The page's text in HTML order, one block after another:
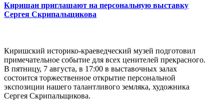
Киришан приглашают на персональную выставку
Сергея Скрипальщикова
Киришский историко-краеведческий музей подготовил
примечательное событие для всех ценителей прекрасного.
В пятницу, 7 августа, в 17:00 в выставочных залах
состоится торжественное открытие персональной
экспозиции нашего талантливого земляка, художника
Сергея Скрипальщикова.